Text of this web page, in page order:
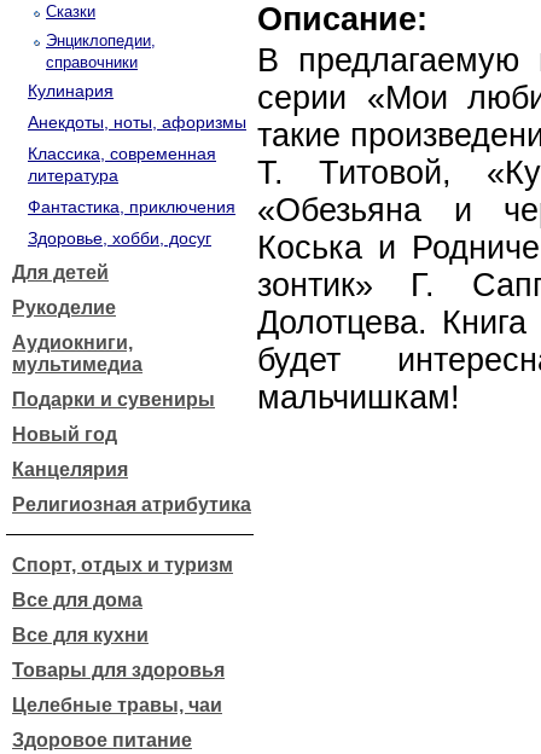
Сказки
Энциклопедии,
справочники
Кулинария
Анекдоты, ноты, афоризмы
Классика, современная
литература
Фантастика, приключения
Здоровье, хобби, досуг
Для детей
Рукоделие
Аудиокниги,
мультимедиа
Подарки и сувениры
Новый год
Канцелярия
Религиозная атрибутика
Спорт, отдых и туризм
Все для дома
Все для кухни
Товары для здоровья
Целебные травы, чаи
Здоровое питание
Описание:
В предлагаемую
серии «Мои
такие
Т. Титовой,
«Обезьяна и
Коська и
зонтик» Г.
Долотцева.
будет
мальчишкам!